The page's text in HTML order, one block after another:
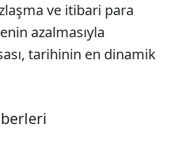
ve itibari para
azalmasıyla
tarihinin en dinamik